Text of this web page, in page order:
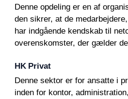
Denne opdeling er en af
den sikrer, at de
har indgående kendskab til
overenskomster, der gælder
HK Privat
Denne sektor er for ansatte i
inden for kontor,